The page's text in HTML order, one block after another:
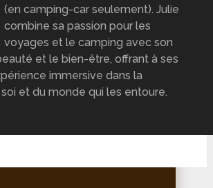
(en camping-car seulement). Julie
combine sa passion pour les
voyages et le camping avec son
et le bien-être, offrant à ses
immersive dans la
et du monde qui les entoure.